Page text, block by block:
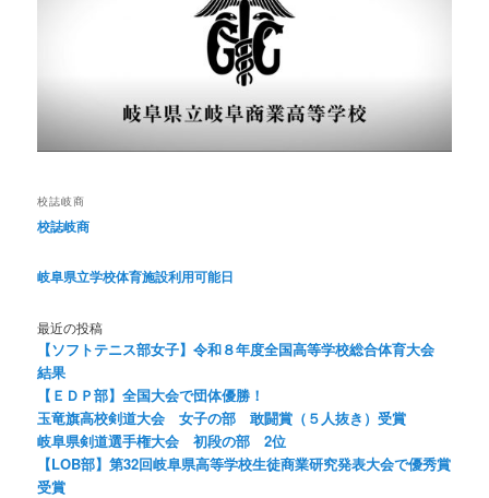
校誌岐商
校誌岐商
岐阜県立学校体育施設利用可能日
最近の投稿
【ソフトテニス部女子】令和８年度全国高等学校総合体育大会
結果
【ＥＤＰ部】全国大会で団体優勝！
玉竜旗高校剣道大会 女子の部 敢闘賞（５人抜き）受賞
岐阜県剣道選手権大会 初段の部 2位
【LOB部】第32回岐阜県高等学校生徒商業研究発表大会で優秀賞
受賞